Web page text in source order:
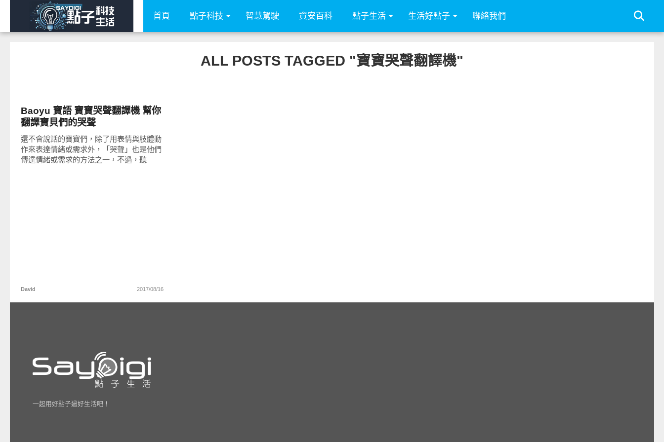
首頁 點子科技 智慧駕駛 資安百科 點子生活 生活好點子 聯絡我們
ALL POSTS TAGGED "寶寶哭聲翻譯機"
Baoyu 寶語 寶寶哭聲翻譯機 幫你
翻譯寶貝們的哭聲
還不會說話的寶寶們，除了用表情與肢體動
作來表達情緒或需求外，「哭聲」也是他們
傳達情緒或需求的方法之一，不過，聽
David 2017/08/16
一起用好點子過好生活吧！